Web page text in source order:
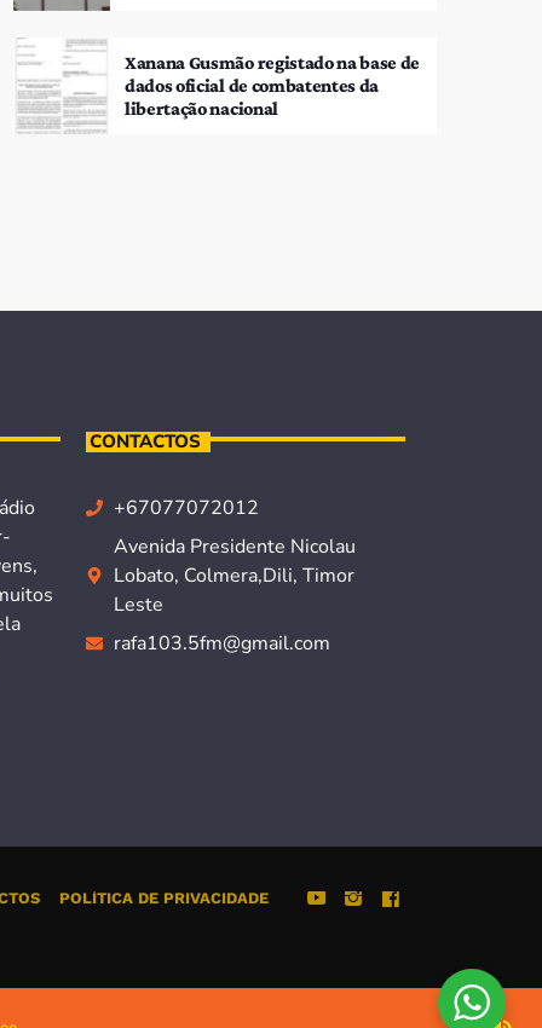
Xanana Gusmão registado na base de
dados oficial de combatentes da
libertação nacional
CONTACTOS
+67077072012
Avenida Presidente Nicolau
Lobato, Colmera,Dili, Timor
Leste
rafa103.5fm@gmail.com
POLÍTICA DE PRIVACIDADE